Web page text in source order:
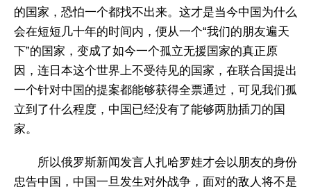
的国家，恐怕一个都找不出来。这才是当今中国为什么
会在短短几十年的时间内，便从一个“我们的朋友遍天
下”的国家，变成了如今一个孤立无援国家的真正原
因，连日本这个世界上不受待见的国家，在联合国提出
一个针对中国的提案都能够获得全票通过，可见我们孤
立到了什么程度，中国已经没有了能够两肋插刀的国
家。
所以俄罗斯新闻发言人扎哈罗娃才会以朋友的身份
忠告中国，中国一旦发生对外战争，面对的敌人将不是